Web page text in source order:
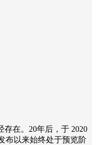
存在。20年后，于 2020
布以来始终处于预览阶